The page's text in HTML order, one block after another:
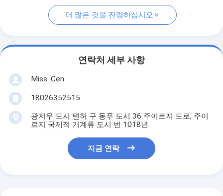
더 많은 것을 전망하십시오
연락처 세부 사항
Miss. Cen
18026352515
광저우 도시 톈허 구 동푸 도시 36 주이르지 도로, 주이
르지 국제적 기계류 도시 번 1018년
지금 연락